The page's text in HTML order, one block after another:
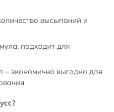
высыпаний и
подходит для
экономично выгодно для